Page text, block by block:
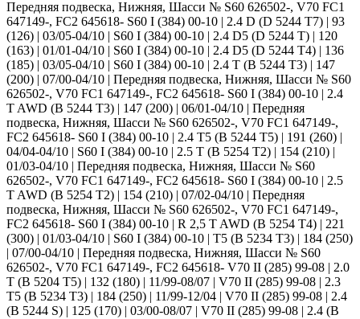
Передняя подвеска, Нижняя, Шасси № S60 626502-, V70 FC1
647149-, FC2 645618- S60 I (384) 00-10 | 2.4 D (D 5244 T7) | 93
(126) | 03/05-04/10 | S60 I (384) 00-10 | 2.4 D5 (D 5244 T) | 120
(163) | 01/01-04/10 | S60 I (384) 00-10 | 2.4 D5 (D 5244 T4) | 136
(185) | 03/05-04/10 | S60 I (384) 00-10 | 2.4 T (B 5244 T3) | 147
(200) | 07/00-04/10 | Передняя подвеска, Нижняя, Шасси № S60
626502-, V70 FC1 647149-, FC2 645618- S60 I (384) 00-10 | 2.4
T AWD (B 5244 T3) | 147 (200) | 06/01-04/10 | Передняя
подвеска, Нижняя, Шасси № S60 626502-, V70 FC1 647149-,
FC2 645618- S60 I (384) 00-10 | 2.4 T5 (B 5244 T5) | 191 (260) |
04/04-04/10 | S60 I (384) 00-10 | 2.5 T (B 5254 T2) | 154 (210) |
01/03-04/10 | Передняя подвеска, Нижняя, Шасси № S60
626502-, V70 FC1 647149-, FC2 645618- S60 I (384) 00-10 | 2.5
T AWD (B 5254 T2) | 154 (210) | 07/02-04/10 | Передняя
подвеска, Нижняя, Шасси № S60 626502-, V70 FC1 647149-,
FC2 645618- S60 I (384) 00-10 | R 2,5 T AWD (B 5254 T4) | 221
(300) | 01/03-04/10 | S60 I (384) 00-10 | T5 (B 5234 T3) | 184 (250)
| 07/00-04/10 | Передняя подвеска, Нижняя, Шасси № S60
626502-, V70 FC1 647149-, FC2 645618- V70 II (285) 99-08 | 2.0
T (B 5204 T5) | 132 (180) | 11/99-08/07 | V70 II (285) 99-08 | 2.3
T5 (B 5234 T3) | 184 (250) | 11/99-12/04 | V70 II (285) 99-08 | 2.4
(B 5244 S) | 125 (170) | 03/00-08/07 | V70 II (285) 99-08 | 2.4 (B